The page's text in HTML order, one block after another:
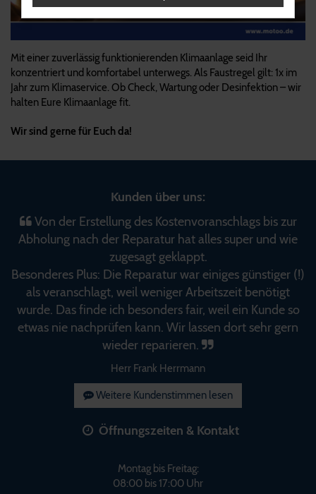
Mit einer zuverlässig funktionierenden Klimaanlage seid Ihr
konzentriert und komfortabel unterwegs. Als Faustregel gilt: 1x im
Jahr zum Klimaservice. Ob Check, Wartung oder Desinfektion – wir
halten Eure Klimaanlage fit.
Wir sind gerne für Euch da!
Kunden über uns:
Von der Erstellung des Kostenvoranschlags bis zur
Abholung nach der Reparatur hat alles super und wie
zugesagt geklappt.
Besonderes Plus: Die Reparatur war einiges günstiger (!)
als veranschlagt, weil weniger Arbeitszeit benötigt
wurde. Das finde ich besonders fair, weil ein Kunde so
etwas nie nachprüfen kann. Wir lassen dort sehr gern
wieder reparieren.
Herr Frank Herrmann
Weitere Kundenstimmen lesen
Öffnungszeiten & Kontakt
Montag bis Freitag:
08:00 bis 17:00 Uhr